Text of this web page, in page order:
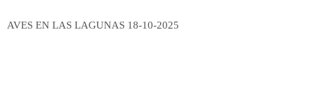
AVES EN LAS LAGUNAS 18-10-2025